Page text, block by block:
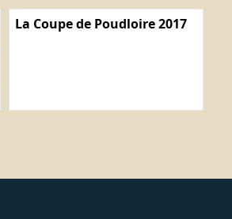
La Coupe de Poudloire 2017